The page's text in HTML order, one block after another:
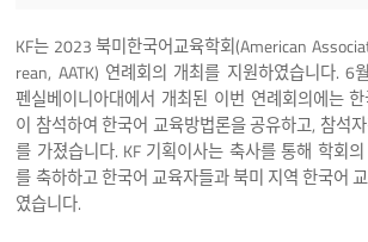
KF는 2023 북미한국어교육학회(American
rean, AATK) 연례회의 개최를 지원하였습니다. 6
펜실베이니아대에서 개최된 이번 연례회의에는
이 참석하여 한국어 교육방법론을 공유하고, 참석
를 가졌습니다. KF 기획이사는 축사를 통해 학회
를 축하하고 한국어 교육자들과 북미 지역 한국어
였습니다.